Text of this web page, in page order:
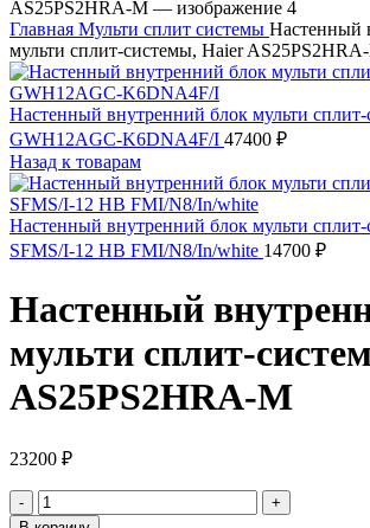
Главная Мульти сплит системы Настенный
мульти сплит-системы, Haier
Настенный внутренний блок мульти
GWH12AGC-K6DNA4F/I 47400 ₽
Назад к товарам
Настенный внутренний блок мульти
SFMS/I-12 HB FMI/N8/In/white 14700 ₽
Настенный
мульти сплит-
AS25PS2HRA-M
23200 ₽
Количество
товара